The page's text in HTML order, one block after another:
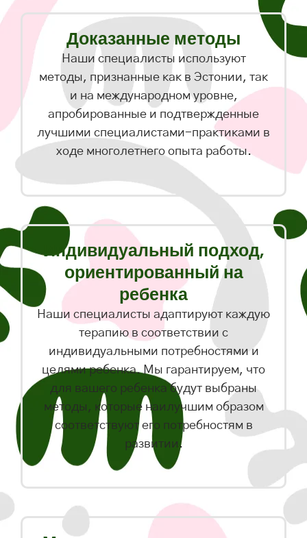
Доказанные методы
Наши специалисты используют
методы, признанные как в Эстонии, так
и на международном уровне,
апробированные и подтвержденные
лучшими специалистами-практиками в
ходе многолетнего опыта работы.
Индивидуальный подход,
ориентированный на
ребенка
Наши специалисты адаптируют каждую
терапию в соответствии с
индивидуальными потребностями и
целями ребенка. Мы гарантируем, что
для вашего ребенка будут выбраны
методы, которые наилучшим образом
соответствуют его потребностям в
развитии.